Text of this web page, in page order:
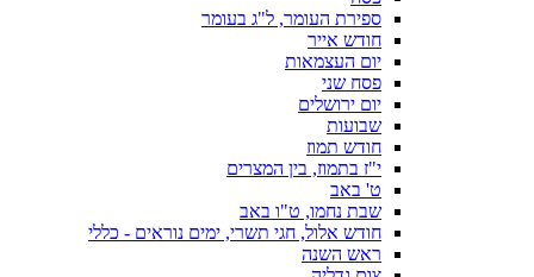
ספירת העומר, ל"ג בעומר
חודש אייר
יום העצמאות
פסח שני
יום ירושלים
שבועות
חודש תמוז
י"ז בתמוז, בין המצרים
ט' באב
שבת נחמו, ט"ו באב
חודש אלול, חגי תשרי, ימים נוראים - כללי
ראש השנה